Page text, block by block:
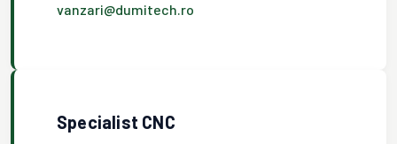
vanzari@dumitech.ro
Specialist CNC